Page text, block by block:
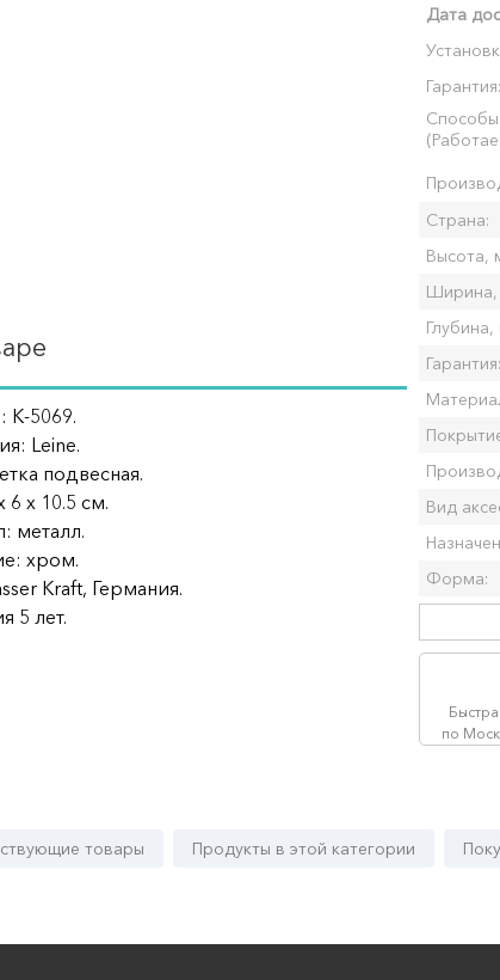
K-5069.
Leine.
подвесная.
6 x 10.5 см.
металл.
хром.
Kraft, Германия.
5 лет.
Дата
Гарантия:
Страна:
Высота,
Гарантия:
Вид
Форма:
по
товары Продукты в этой категории